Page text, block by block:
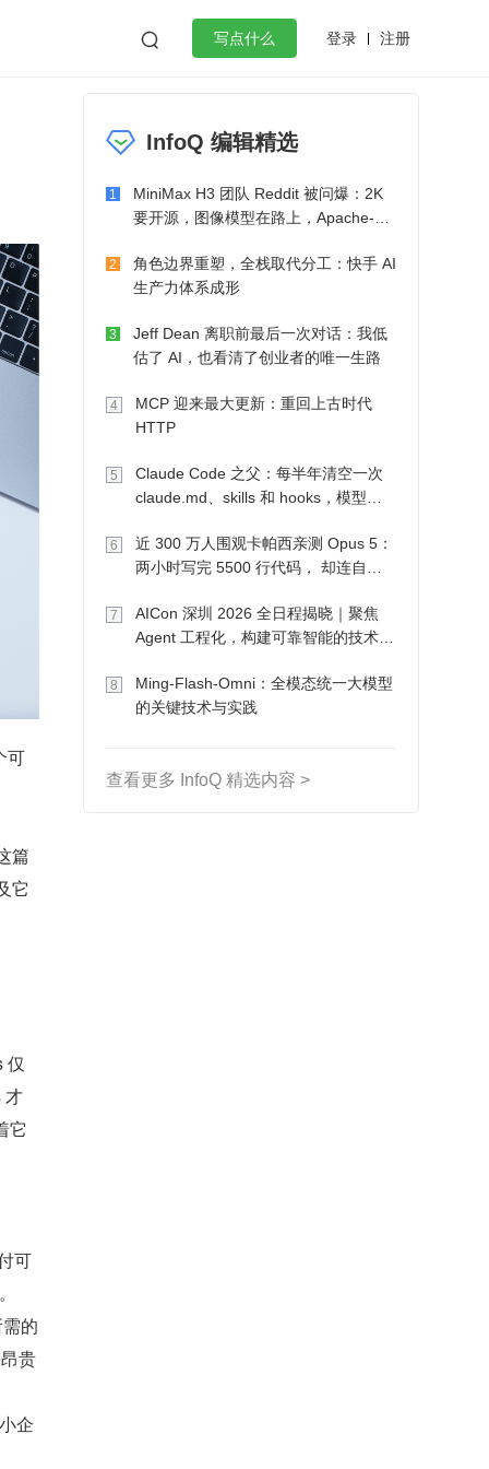
 写点什么 登录 注册
微服务架构 flutter
可
篇
它
仅
才
它
可
的
贵
企
InfoQ 编辑精选
1
MiniMax H3 团队 Reddit 被问爆：2K
要开源，图像模型在路上，Apache-2.0
2
角色边界重塑，全栈取代分工：快手 AI
生产力体系成形
3
Jeff Dean 离职前最后一次对话：我低
估了 AI，也看清了创业者的唯一生路
4
MCP 迎来最大更新：重回上古时代
HTTP
5
Claude Code 之父：每半年清空一次
claude.md、skills 和 hooks，模型自
6
近 300 万人围观卡帕西亲测 Opus 5：
两小时写完 5500 行代码， 却连自己
7
AICon 深圳 2026 全日程揭晓｜聚焦
Agent 工程化，构建可靠智能的技术路
8
Ming-Flash-Omni：全模态统一大模型
的关键技术与实践
查看更多 InfoQ 精选内容 >